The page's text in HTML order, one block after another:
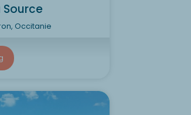
Occitanie